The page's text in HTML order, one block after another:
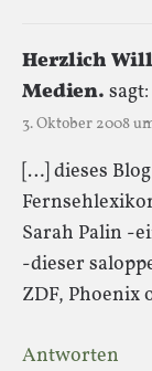
Herzlich
Medien. sagt:
3. Oktober 2008
[…] dieses
Sarah Palin -
-dieser
ZDF, Phoenix
Antworten